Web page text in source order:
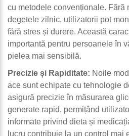
cu metodele convenționale. Fără
degetele zilnic, utilizatorii pot
fără stres și durere. Această
importantă pentru persoanele în
pielea mai sensibilă.
Precizie și Rapiditate: Noile
ace sunt echipate cu tehnologie
asigură precizie în măsurarea
generate rapid, permițând
informate privind dieta și
lucru contribuie la un control mai